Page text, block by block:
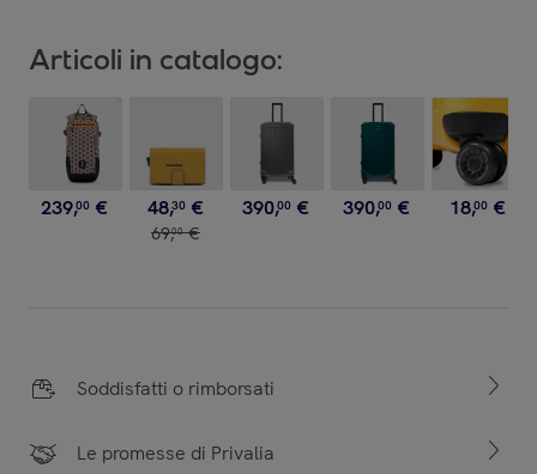
Articoli in catalogo:
239,00 € 48,30 €
69,00 €
390,00 € 390,00 € 18,00 €
Soddisfatti o rimborsati
Le promesse di Privalia